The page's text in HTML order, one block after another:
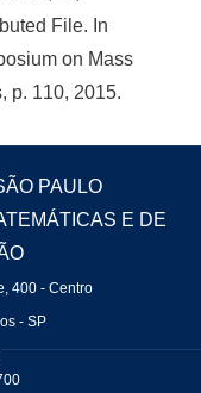
File. In
on Mass
110, 2015.
PAULO
E DE
400 - Centro
- SP